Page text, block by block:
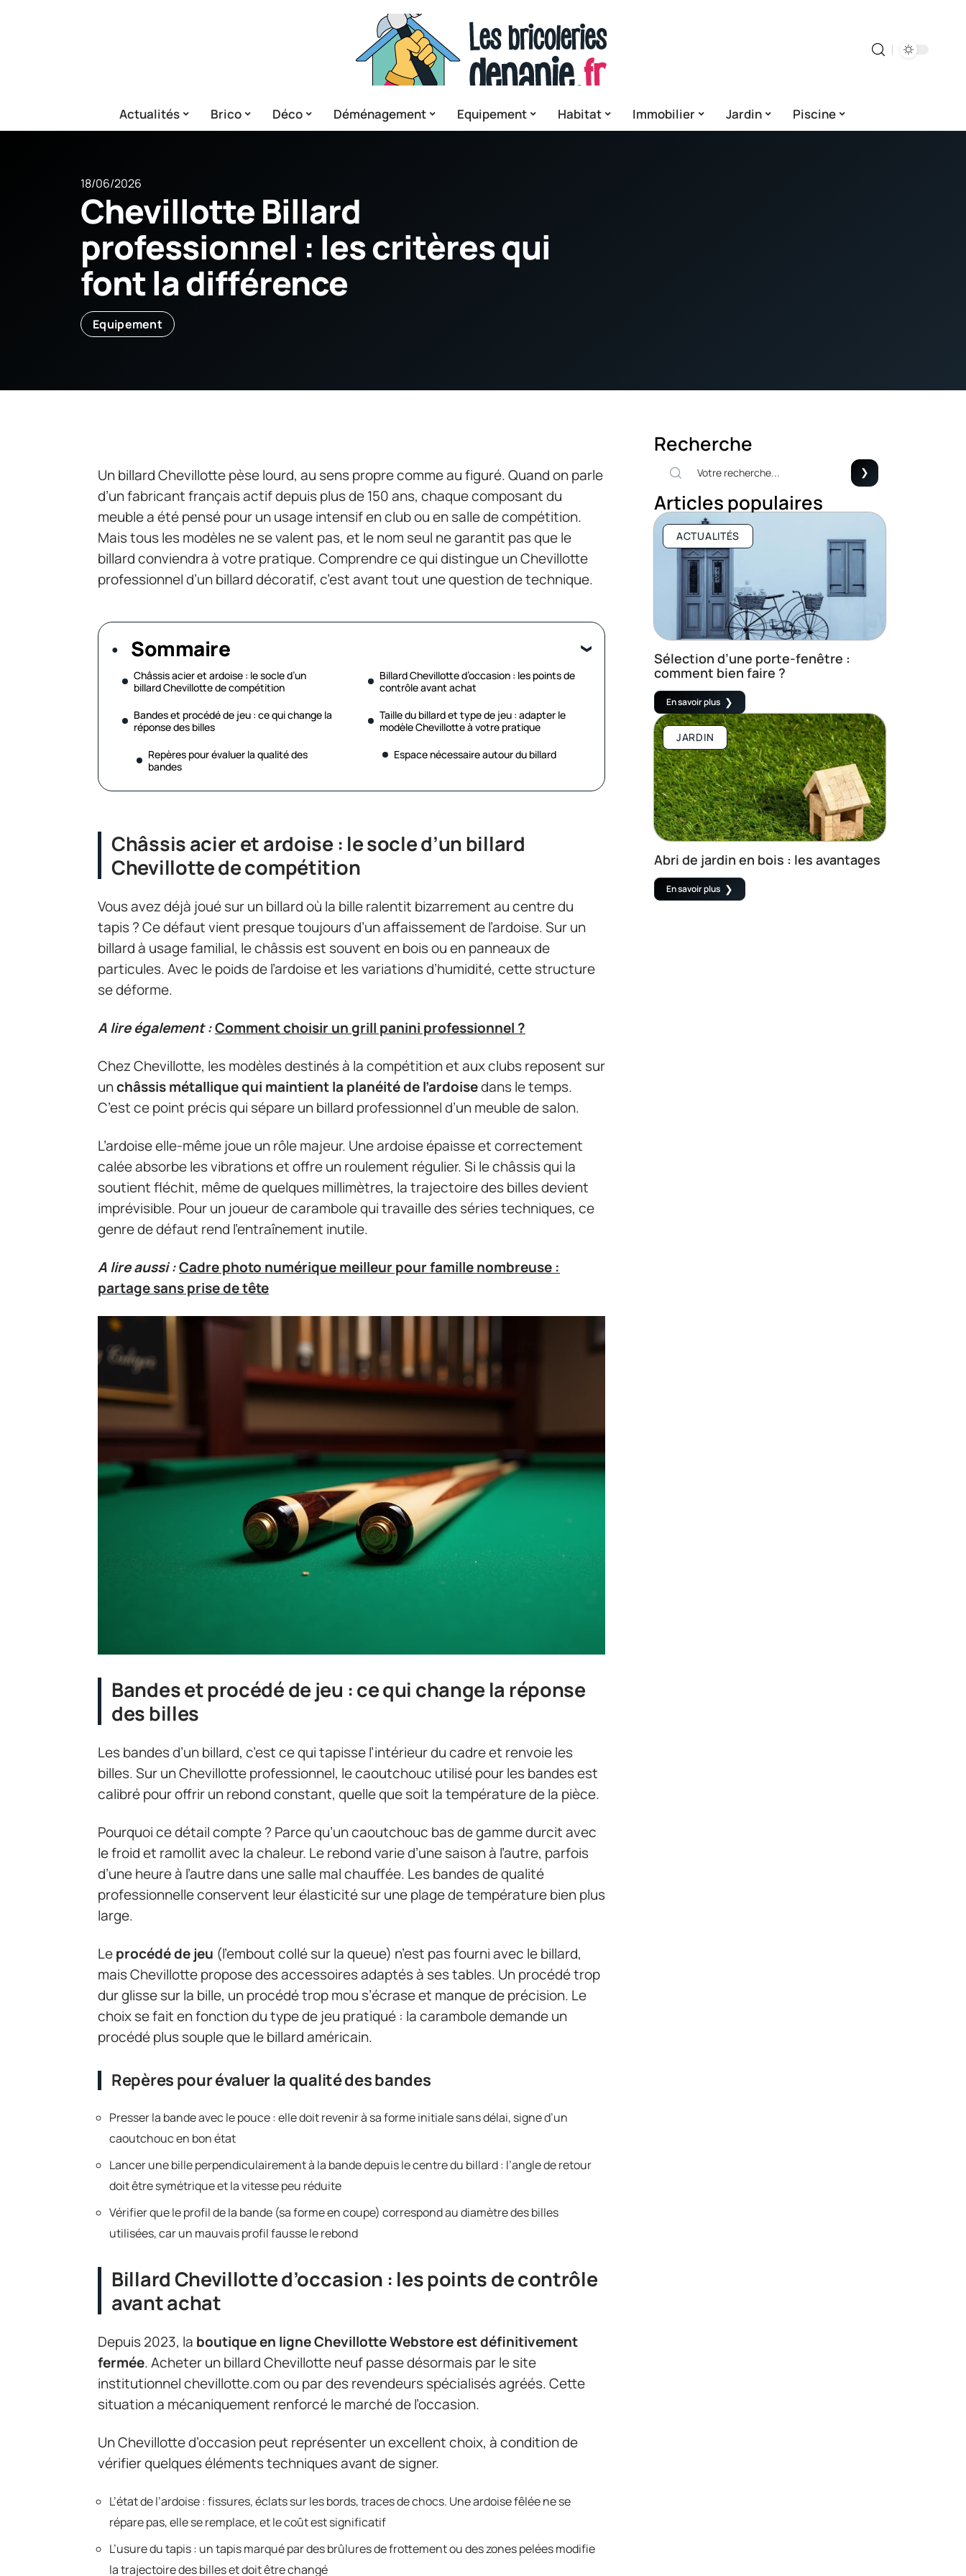
Actualités Brico Déco Déménagement Equipement Habitat Immobilier Jardin Piscine
18/06/2026
Chevillotte Billard
professionnel : les critères qui
font la différence
Equipement
Un billard Chevillotte pèse lourd, au sens propre comme au figuré. Quand on parle
d’un fabricant français actif depuis plus de 150 ans, chaque composant du
meuble a été pensé pour un usage intensif en club ou en salle de compétition.
Mais tous les modèles ne se valent pas, et le nom seul ne garantit pas que le
billard conviendra à votre pratique. Comprendre ce qui distingue un Chevillotte
professionnel d’un billard décoratif, c’est avant tout une question de technique.
Sommaire
Châssis acier et ardoise : le socle d’un
billard Chevillotte de compétition
Bandes et procédé de jeu : ce qui change la
réponse des billes
Repères pour évaluer la qualité des
bandes
Billard Chevillotte d’occasion : les points de
contrôle avant achat
Taille du billard et type de jeu : adapter le
modèle Chevillotte à votre pratique
Espace nécessaire autour du billard
Châssis acier et ardoise : le socle d’un billard
Chevillotte de compétition
Vous avez déjà joué sur un billard où la bille ralentit bizarrement au centre du
tapis ? Ce défaut vient presque toujours d’un affaissement de l’ardoise. Sur un
billard à usage familial, le châssis est souvent en bois ou en panneaux de
particules. Avec le poids de l’ardoise et les variations d’humidité, cette structure
se déforme.
A lire également :Comment choisir un grill panini professionnel ?
Chez Chevillotte, les modèles destinés à la compétition et aux clubs reposent sur
unchâssis métallique qui maintient la planéité de l’ardoisedans le temps.
C’est ce point précis qui sépare un billard professionnel d’un meuble de salon.
L’ardoise elle-même joue un rôle majeur. Une ardoise épaisse et correctement
calée absorbe les vibrations et offre un roulement régulier. Si le châssis qui la
soutient fléchit, même de quelques millimètres, la trajectoire des billes devient
imprévisible. Pour un joueur de carambole qui travaille des séries techniques, ce
genre de défaut rend l’entraînement inutile.
A lire aussi :Cadre photo numérique meilleur pour famille nombreuse :
partage sans prise de tête
Bandes et procédé de jeu : ce qui change la réponse
des billes
Les bandes d’un billard, c’est ce qui tapisse l’intérieur du cadre et renvoie les
billes. Sur un Chevillotte professionnel, le caoutchouc utilisé pour les bandes est
calibré pour offrir un rebond constant, quelle que soit la température de la pièce.
Pourquoi ce détail compte ? Parce qu’un caoutchouc bas de gamme durcit avec
le froid et ramollit avec la chaleur. Le rebond varie d’une saison à l’autre, parfois
d’une heure à l’autre dans une salle mal chauffée. Les bandes de qualité
professionnelle conservent leur élasticité sur une plage de température bien plus
large.
Leprocédé de jeu (l’embout collé sur la queue) n’est pas fourni avec le billard,
mais Chevillotte propose des accessoires adaptés à ses tables. Un procédé trop
dur glisse sur la bille, un procédé trop mou s’écrase et manque de précision. Le
choix se fait en fonction du type de jeu pratiqué : la carambole demande un
procédé plus souple que le billard américain.
Repères pour évaluer la qualité des bandes
Presser la bande avec le pouce : elle doit revenir à sa forme initiale sans délai, signe d’un
caoutchouc en bon état
Lancer une bille perpendiculairement à la bande depuis le centre du billard : l’angle de retour
doit être symétrique et la vitesse peu réduite
Vérifier que le profil de la bande (sa forme en coupe) correspond au diamètre des billes
utilisées, car un mauvais profil fausse le rebond
Billard Chevillotte d’occasion : les points de contrôle
avant achat
Depuis 2023, la boutique en ligne Chevillotte Webstore est définitivement
fermée. Acheter un billard Chevillotte neuf passe désormais par le site
institutionnel chevillotte.com ou par des revendeurs spécialisés agréés. Cette
situation a mécaniquement renforcé le marché de l’occasion.
Un Chevillotte d’occasion peut représenter un excellent choix, à condition de
vérifier quelques éléments techniques avant de signer.
L’état de l’ardoise : fissures, éclats sur les bords, traces de chocs. Une ardoise fêlée ne se
répare pas, elle se remplace, et le coût est significatif
L’usure du tapis : un tapis marqué par des brûlures de frottement ou des zones pelées modifie
la trajectoire des billes et doit être changé
Recherche
Articles populaires
ACTUALITÉS
Sélection d’une porte-fenêtre :
comment bien faire ?
En savoir plus
JARDIN
Abri de jardin en bois : les avantages
En savoir plus